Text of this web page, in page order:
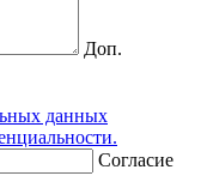
Доп.
данных
Согласие